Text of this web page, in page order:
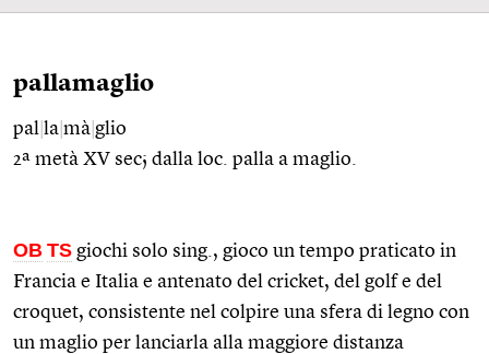
pallamaglio
pal la mà glio
2ª metà XV sec; dalla loc. palla a maglio.
OB TS giochi solo sing., gioco un tempo praticato in
Francia e Italia e antenato del cricket, del golf e del
croquet, consistente nel colpire una sfera di legno con
un maglio per lanciarla alla maggiore distanza